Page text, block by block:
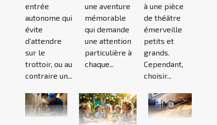
entrée
autonome qui
évite
d’attendre
sur le
trottoir, ou au
contraire un...
une aventure
mémorable
qui demande
une attention
particulière à
chaque...
à une pièce
de théâtre
émerveille
petits et
grands.
Cependant,
choisir...